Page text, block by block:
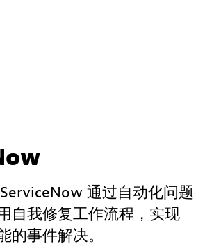
通过自动化问题
自我修复工作流程，实现
的事件解决。